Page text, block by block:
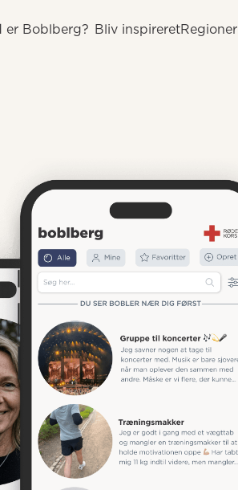
er Boblberg? Bliv inspireretRegioner